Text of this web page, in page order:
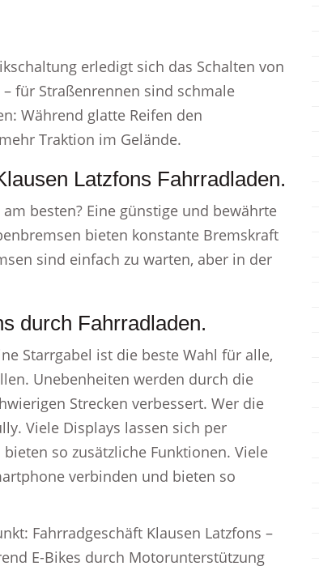
erledigt sich das Schalten von
für Straßenrennen sind schmale
Während glatte Reifen den
Traktion im Gelände.
Latzfons Fahrradladen.
besten? Eine günstige und bewährte
bieten konstante Bremskraft
sind einfach zu warten, aber in der
durch Fahrradladen.
Starrgabel ist die beste Wahl für alle,
Unebenheiten werden durch die
Strecken verbessert. Wer die
Viele Displays lassen sich per
so zusätzliche Funktionen. Viele
verbinden und bieten so
Fahrradgeschäft Klausen Latzfons –
E-Bikes durch Motorunterstützung